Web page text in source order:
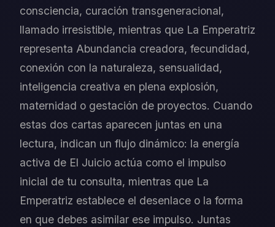
consciencia, curación transgeneracional,
llamado irresistible, mientras que La Emperatriz
representa Abundancia creadora, fecundidad,
conexión con la naturaleza, sensualidad,
inteligencia creativa en plena explosión,
maternidad o gestación de proyectos. Cuando
estas dos cartas aparecen juntas en una
lectura, indican un flujo dinámico: la energía
activa de El Juicio actúa como el impulso
inicial de tu consulta, mientras que La
Emperatriz establece el desenlace o la forma
en que debes asimilar ese impulso. Juntas